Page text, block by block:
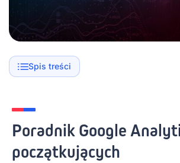
Spis treści
Poradnik Google
początkujących